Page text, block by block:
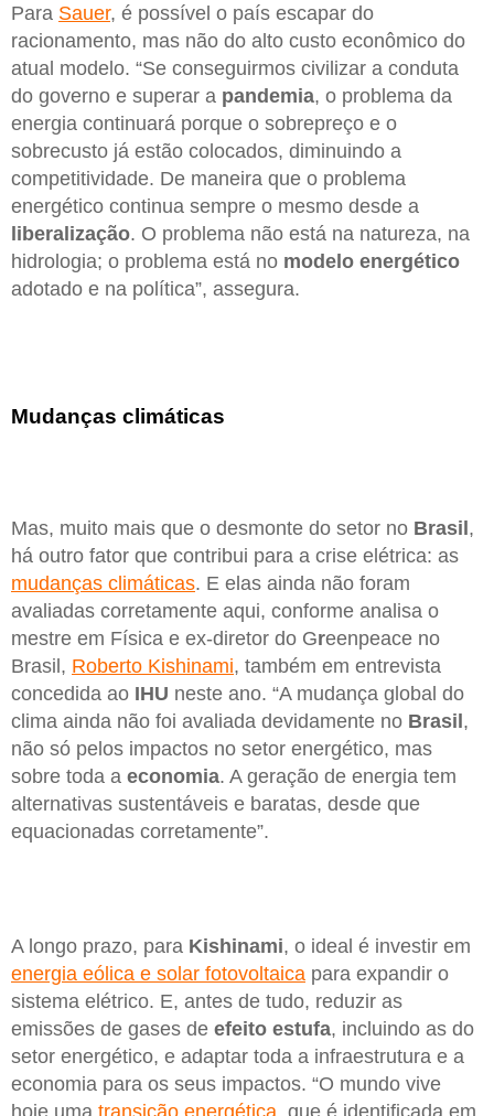
Para Sauer, é possível o país escapar do
racionamento, mas não do alto custo econômico do
atual modelo. “Se conseguirmos civilizar a conduta
do governo e superar a pandemia, o problema da
energia continuará porque o sobrepreço e o
sobrecusto já estão colocados, diminuindo a
competitividade. De maneira que o problema
energético continua sempre o mesmo desde a
liberalização. O problema não está na natureza, na
hidrologia; o problema está no modelo energético
adotado e na política”, assegura.
Mudanças climáticas
Mas, muito mais que o desmonte do setor no Brasil ,
há outro fator que contribui para a crise elétrica: as
mudanças climáticas. E elas ainda não foram
avaliadas corretamente aqui, conforme analisa o
mestre em Física e ex-diretor do Greenpeace no
Brasil, Roberto Kishinami, também em entrevista
concedida ao IHU neste ano. “A mudança global do
clima ainda não foi avaliada devidamente no Brasil ,
não só pelos impactos no setor energético, mas
sobre toda a economia. A geração de energia tem
alternativas sustentáveis e baratas, desde que
equacionadas corretamente”.
A longo prazo, para Kishinami, o ideal é investir em
energia eólica e solar fotovoltaica para expandir o
sistema elétrico. E, antes de tudo, reduzir as
emissões de gases de efeito estufa, incluindo as do
setor energético, e adaptar toda a infraestrutura e a
economia para os seus impactos. “O mundo vive
hoje uma transição energética , que é identificada em